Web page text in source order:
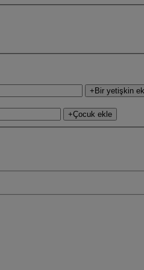
+Bir yetişkin
+Çocuk ekle